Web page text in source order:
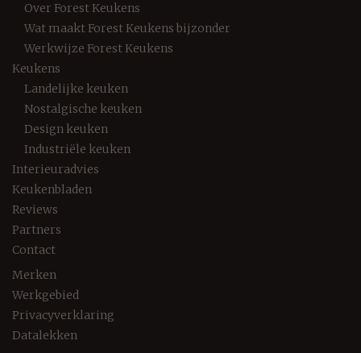
Over Forest Keukens
Wat maakt Forest Keukens bijzonder
Werkwijze Forest Keukens
Keukens
Landelijke keuken
Nostalgische keuken
Design keuken
Industriële keuken
Interieuradvies
Keukenbladen
Reviews
Partners
Contact
Merken
Werkgebied
Privacyverklaring
Datalekken